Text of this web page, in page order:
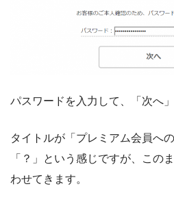
パスワードを入力して、「次へ
タイトルが「プレミアム会員へ
「？」という感じですが、この
わせてきます。